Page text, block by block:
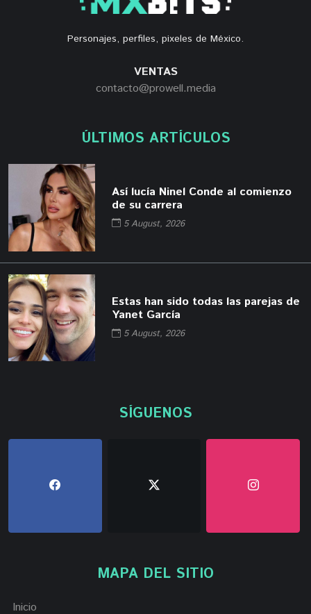
Personajes, perfiles, pixeles de México.
VENTAS
contacto@prowell.media
ÚLTIMOS ARTÍCULOS
Así lucía Ninel Conde al comienzo
de su carrera
5 August, 2026
Estas han sido todas las parejas de
Yanet García
5 August, 2026
SÍGUENOS
MAPA DEL SITIO
Inicio